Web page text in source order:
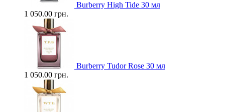
Burberry High Tide 30 мл
1 050.00 грн.
Burberry Tudor Rose 30 мл
1 050.00 грн.